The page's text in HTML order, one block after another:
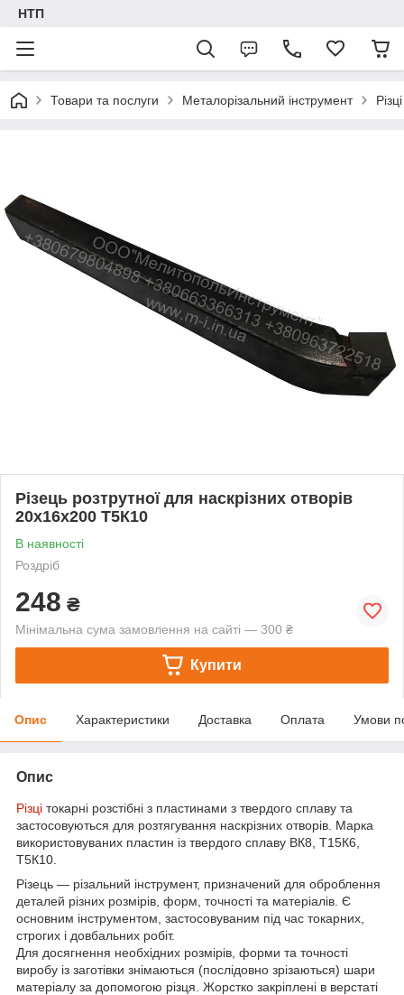
НТП
Товари та послуги Металорізальний інструмент Різці
Різець розтрутної для наскрізних отворів
20х16х200 Т5К10
В наявності
Роздріб
248 ₴
Мінімальна сума замовлення на сайті — 300 ₴
Купити
Опис Характеристики Доставка Оплата Умови
Опис
Різці токарні розстібні з пластинами з твердого сплаву та
застосовуються для розтягування наскрізних отворів. Марка
використовуваних пластин із твердого сплаву ВК8, Т15К6,
Т5К10.
Різець — різальний інструмент, призначений для оброблення
деталей різних розмірів, форм, точності та матеріалів. Є
основним інструментом, застосовуваним під час токарних,
строгих і довбальних робіт.
Для досягнення необхідних розмірів, форми та точності
виробу із заготівки знімаються (послідовно зрізаються) шари
матеріалу за допомогою різця. Жорстко закріплені в верстаті